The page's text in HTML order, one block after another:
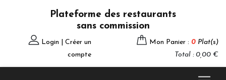
Plateforme des restaurants
sans commission
Login | Créer un
compte
Mon Panier : 0 Plat(s)
Total : 0,00 €